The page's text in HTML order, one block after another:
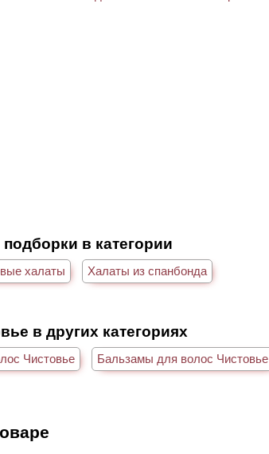
в категории
халаты Халаты из спанбонда
в других категориях
Чистовье Бальзамы для волос Чистовье